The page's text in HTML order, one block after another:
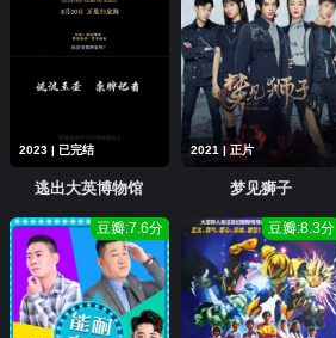
2023 | 已完结
逃出大英博物馆
2021 | 正片
梦见狮子
豆瓣:7.6分 豆瓣:8.3分